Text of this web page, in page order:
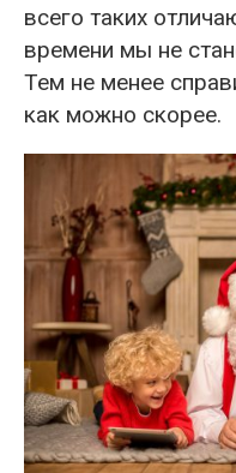
всего таких
времени мы не
Тем не менее
как можно скорее.